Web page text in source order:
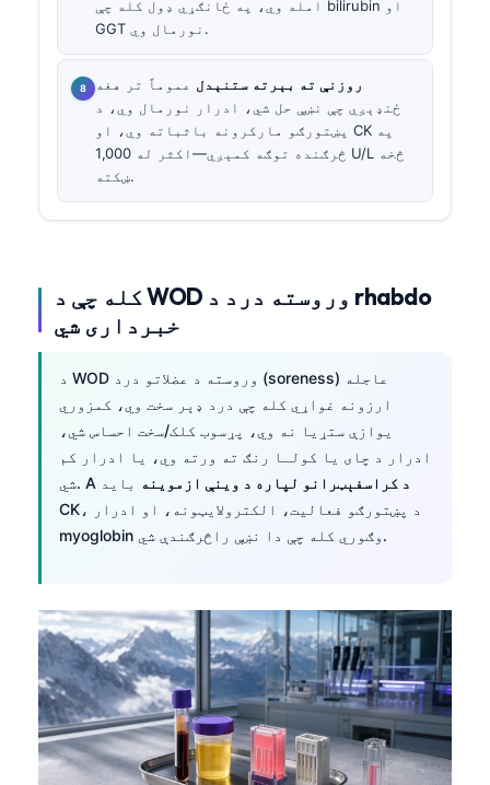
امله وي، په ځانګړي ډول کله چې bilirubin او
GGT نورمال وي.
روزنې ته بېرته ستنېدل عموماً تر هغه
ځنډېږي چې نښې حل شي، ادرار نورمال وي، د
پښتورګو مارکرونه باثباته وي، او CK په
څرګنده توګه کمېږي—اکثر له 1,000 U/L څخه
ښکته.
کله چې د WOD وروسته درد د rhabdo
خبرداری شي
د WOD وروسته د عضلاتو درد (soreness) عاجله
ارزونه غواړي کله چې درد ډېر سخت وي، کمزوري
یوازې ستړیا نه وي، پړسوب کلک/سخت احساس شي،
ادرار د چای یا کولـا رنګ ته ورته وي، یا ادرار کم
شي. A
د کراسفېټرانو لپاره د وینې ازموینه باید
CK، د پښتورګو فعالیت، الکترولایټونه، او ادرار
myoglobin وګوري کله چې دا نښې راڅرګندې شي.